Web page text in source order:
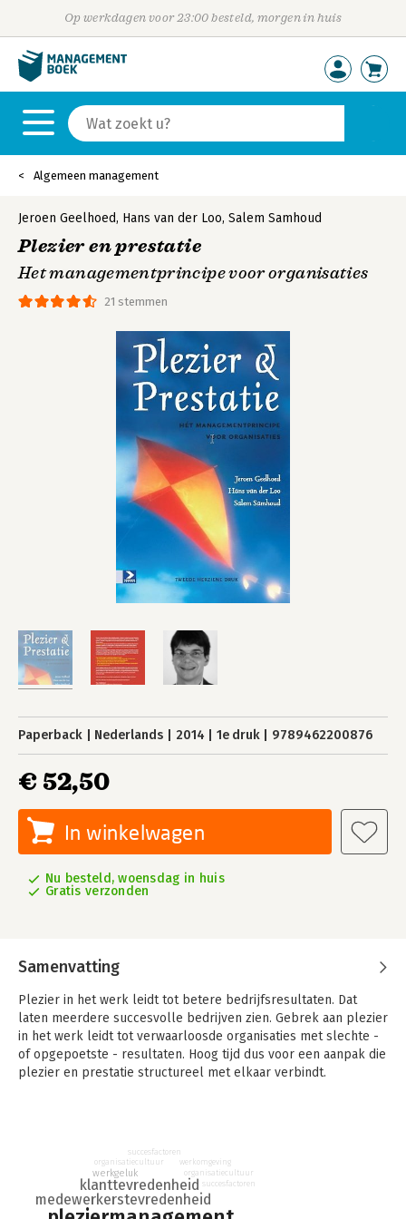
Op werkdagen voor 23:00 besteld, morgen in huis
Algemeen management
21 stemmen
Jeroen Geelhoed, Hans van der Loo, Salem Samhoud
Plezier en prestatie
Het managementprincipe voor organisaties
Paperback Nederlands 2014 1e druk 9789462200876
€ 52,50
In winkelwagen
Nu besteld, woensdag in huis
Gratis verzonden
Samenvatting
Plezier in het werk leidt tot betere bedrijfsresultaten. Dat
laten meerdere succesvolle bedrijven zien. Gebrek aan plezier
in het werk leidt tot verwaarloosde organisaties met slechte -
of opgepoetste - resultaten. Hoog tijd dus voor een aanpak die
plezier en prestatie structureel met elkaar verbindt.
'pleziermanagement' noemen: het managen van werkplezier
met het oog op tevreden klanten en betere bedrijfsresultaten.
Dit boek wil (midden)managers overtuigen, inzicht geven en
medewerkerstevredenheid
klanttevredenheid
werkgeluk
organisatiecultuur
succesfactoren
werkomgeving
organisatiecultuur
succesfactoren